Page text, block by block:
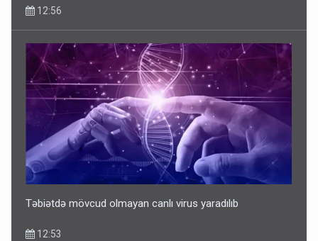
12:56
Təbiətdə mövcud olmayan canlı virus yaradılıb
12:53